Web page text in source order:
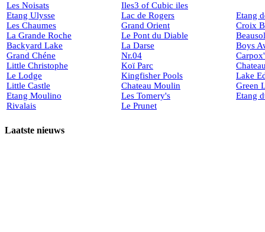
Les Noisats
Etang Ulysse
Les Chaumes
La Grande Roche
Backyard Lake
Grand Chéne
Little Christophe
Le Lodge
Little Castle
Etang Moulino
Rivalais
Iles3 of Cubic iles
Lac de Rogers
Grand Orient
Le Pont du Diable
La Darse
Nr.04
Koï Parc
Kingfisher Pools
Chateau Moulin
Les Tomery's
Le Prunet
Etang
Croix
Boys
Lake
Green
Etang
Laatste nieuws